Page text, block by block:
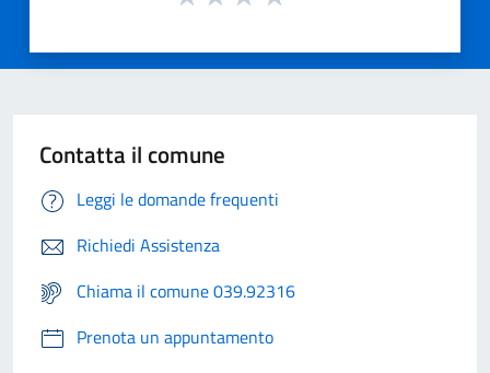
Contatta il comune
Leggi le domande frequenti
Richiedi Assistenza
Chiama il comune 039.92316
Prenota un appuntamento